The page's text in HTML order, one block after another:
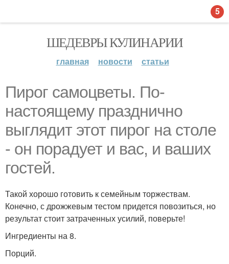
ШЕДЕВРЫ КУЛИНАРИИ
главная новости статьи
Пирог самоцветы. По-
настоящему празднично
выглядит этот пирог на столе
- он порадует и вас, и ваших
гостей.
Такой хорошо готовить к семейным торжествам.
Конечно, с дрожжевым тестом придется повозиться, но
результат стоит затраченных усилий, поверьте!
Ингредиенты на 8.
Порций.
5